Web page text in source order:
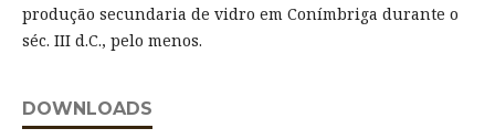
produção secundaria de vidro em Conímbriga durante o
séc. III d.C., pelo menos.
DOWNLOADS